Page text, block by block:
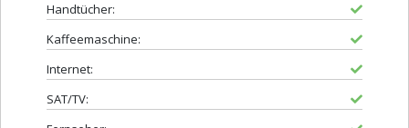
Handtücher:
Kaffeemaschine:
Internet:
SAT/TV: